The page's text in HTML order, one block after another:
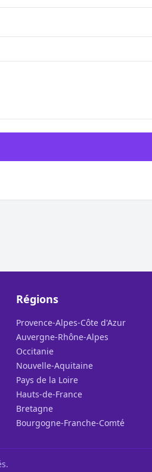
Régions
Provence-Alpes-Côte d'Azur
Auvergne-Rhône-Alpes
Occitanie
Nouvelle-Aquitaine
Pays de la Loire
Hauts-de-France
Bretagne
Bourgogne-Franche-Comté